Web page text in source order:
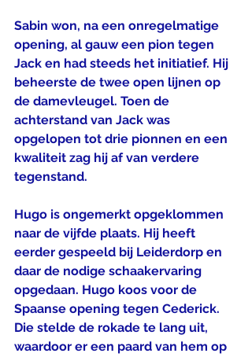
Sabin won, na een onregelmatige
opening, al gauw een pion tegen
Jack en had steeds het initiatief. Hij
beheerste de twee open lijnen op
de damevleugel. Toen de
achterstand van Jack was
opgelopen tot drie pionnen en een
kwaliteit zag hij af van verdere
tegenstand.
Hugo is ongemerkt opgeklommen
naar de vijfde plaats. Hij heeft
eerder gespeeld bij Leiderdorp en
daar de nodige schaakervaring
opgedaan. Hugo koos voor de
Spaanse opening tegen Cederick.
Die stelde de rokade te lang uit,
waardoor er een paard van hem op